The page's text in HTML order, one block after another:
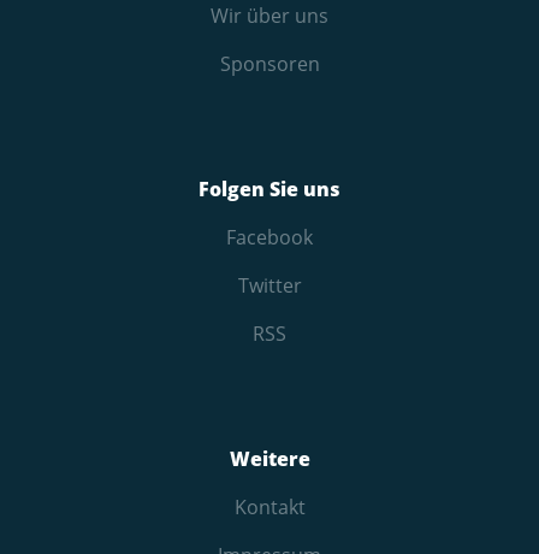
Wir über uns
Sponsoren
Folgen Sie uns
Facebook
Twitter
RSS
Weitere
Kontakt